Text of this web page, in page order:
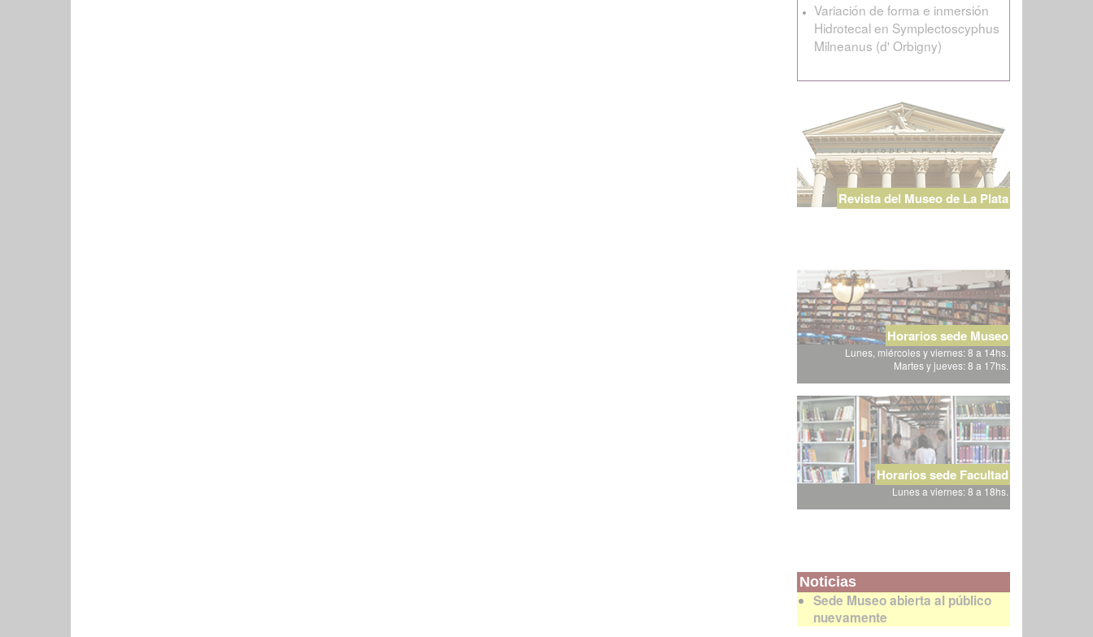
Variación de forma e inmersión
Hidrotecal en Symplectoscyphus
Milneanus (d' Orbigny)
Revista del Museo de La Plata
Horarios sede Museo
Lunes, miércoles y viernes: 8 a 14hs.
Martes y jueves: 8 a 17hs.
Horarios sede Facultad
Lunes a viernes: 8 a 18hs.
Noticias
Sede Museo abierta al público
nuevamente